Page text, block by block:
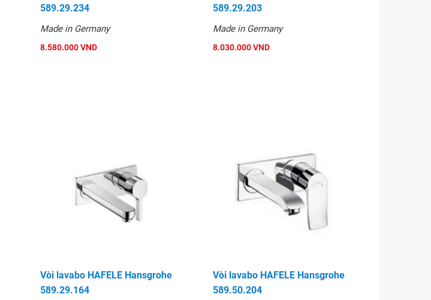
589.29.234
Made in Germany
8.580.000 VND
589.29.203
Made in Germany
8.030.000 VND
Vòi lavabo HAFELE Hansgrohe
589.29.164
Vòi lavabo HAFELE Hansgrohe
589.50.204